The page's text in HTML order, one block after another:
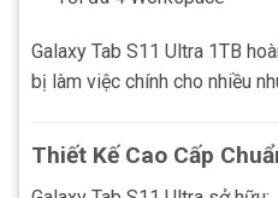
Galaxy Tab S11 Ultra 1TB
bị làm việc chính cho nhiều
Thiết Kế Cao Cấp